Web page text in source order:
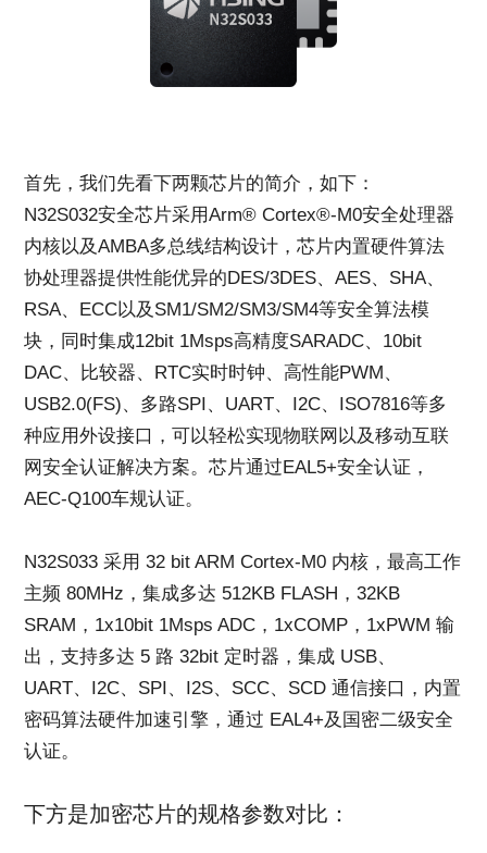
首先，我们先看下两颗芯片的简介，如下：
N32S032安全芯片采用Arm® Cortex®-M0安全处理器
内核以及AMBA多总线结构设计，芯片内置硬件算法
协处理器提供性能优异的DES/3DES、AES、SHA、
RSA、ECC以及SM1/SM2/SM3/SM4等安全算法模
块，同时集成12bit 1Msps高精度SARADC、10bit
DAC、比较器、RTC实时时钟、高性能PWM、
USB2.0(FS)、多路SPI、UART、I2C、ISO7816等多
种应用外设接口，可以轻松实现物联网以及移动互联
网安全认证解决方案。芯片通过EAL5+安全认证，
AEC-Q100车规认证。
N32S033 采用 32 bit ARM Cortex-M0 内核，最高工作
主频 80MHz，集成多达 512KB FLASH，32KB
SRAM，1x10bit 1Msps ADC，1xCOMP，1xPWM 输
出，支持多达 5 路 32bit 定时器，集成 USB、
UART、I2C、SPI、I2S、SCC、SCD 通信接口，内置
密码算法硬件加速引擎，通过 EAL4+及国密二级安全
认证。
下方是加密芯片的规格参数对比：